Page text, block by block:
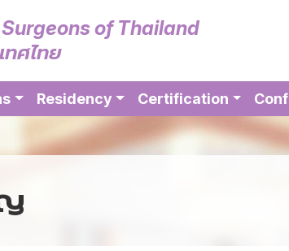
of Thailand
ศไทย
Residency Certification